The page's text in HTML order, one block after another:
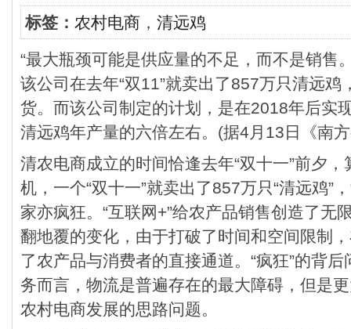
标签： 农村电商 ， 清远鸡
“最大瓶颈可能是供应量的不足，而不是销售
该公司在去年“双11”就卖出了857万只清远
货。而该公司制定的计划，是在2018年后实
清远鸡年产量的六倍左右。(据4月13日《南
清农电商成立的时间恰逢去年“双十一”前夕，
机，一个“双十一”就卖出了857万只“清远鸡”
家亦疯狂。“互联网+”给农产品销售创造了无
翻地覆的变化，由于打破了时间和空间限制
了农产品与消费者的直接通道。“疯狂”的背
务而言，物流是普遍存在的最大障碍，但是
农村电商发展的思路问题。